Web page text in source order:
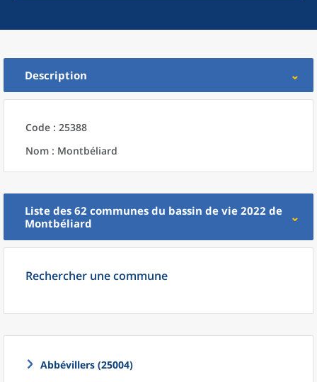
Description
Code : 25388
Nom : Montbéliard
Liste des 62 communes du bassin de vie 2022 de
Montbéliard
Rechercher une commune
Abbévillers (25004)